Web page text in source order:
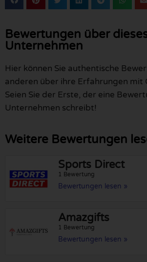
Bewertungen über
Unternehmen
Hier können Sie authentische
anderen über ihre Erfahrungen mit
Seien Sie der Erste, der eine
Unternehmen schreibt!
Weitere Bewertungen
Sports Direct
1 Bewertung
Bewertungen lesen »
Amazgifts
1 Bewertung
Bewertungen lesen »